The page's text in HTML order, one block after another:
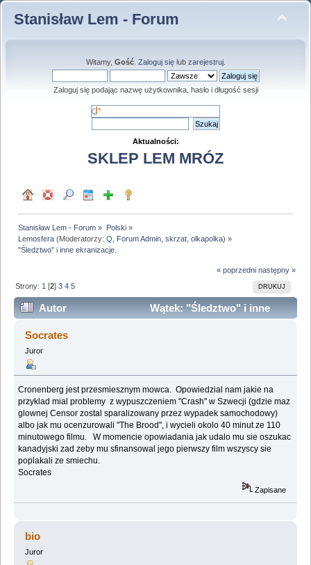
Stanisław Lem - Forum
Witamy, Gość. Zaloguj sięlub zarejestruj.
Zaloguj się podając nazwę użytkownika, hasło i długość sesji
Aktualności:
SKLEP LEM MRÓZ
Stanisław Lem - Forum » Polski»
Lemosfera (Moderatorzy:Q Forum Admin ,skrzat ,olkapolka) »
"Śledztwo" i inne ekranizacje.
« poprzedni następny »
DRUKUJ
Strony: 1 [2]3 4 5
Autor
Wątek: "Śledztwo" i inne
ekranizacje. (Przeczytany 232378 razy)
Socrates
Juror
Cronenberg jest przesmiesznym mowca. Opowiedzial nam jakie na
przyklad mial problemy z wypuszczeniem "Crash" w Szwecji (gdzie maz
glownej Censor zostal sparalizowany przez wypadek samochodowy)
albo jak mu ocenzurowali "The Brood", i wycieli okolo 40 minut ze 110
minutowego filmu. W momencie opowiadania jak udalo mu sie oszukac
kanadyjski zad zeby mu sfinansowal jego pierwszy film wszyscy sie
poplakali ze smiechu.
Socrates
Zapisane
bio
Juror